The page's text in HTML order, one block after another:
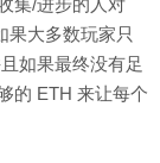
集/进步的人对
果大多数玩家只
如果最终没有足
的 ETH 来让每个